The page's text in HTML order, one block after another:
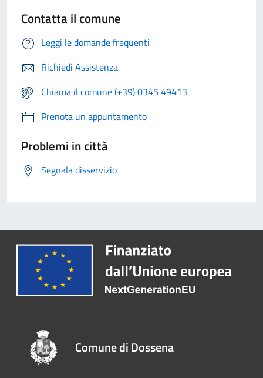
Contatta il comune
Leggi le domande frequenti
Richiedi Assistenza
Chiama il comune (+39) 0345 49413
Prenota un appuntamento
Problemi in città
Segnala disservizio
Comune di Dossena